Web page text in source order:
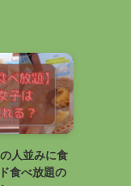
人並みに食
食べ放題の